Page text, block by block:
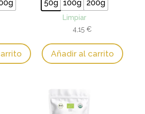
desde
13,16 €
desde
13,16 €
50g 100g 200g
Limpiar
4,15€
Añadir al carrito